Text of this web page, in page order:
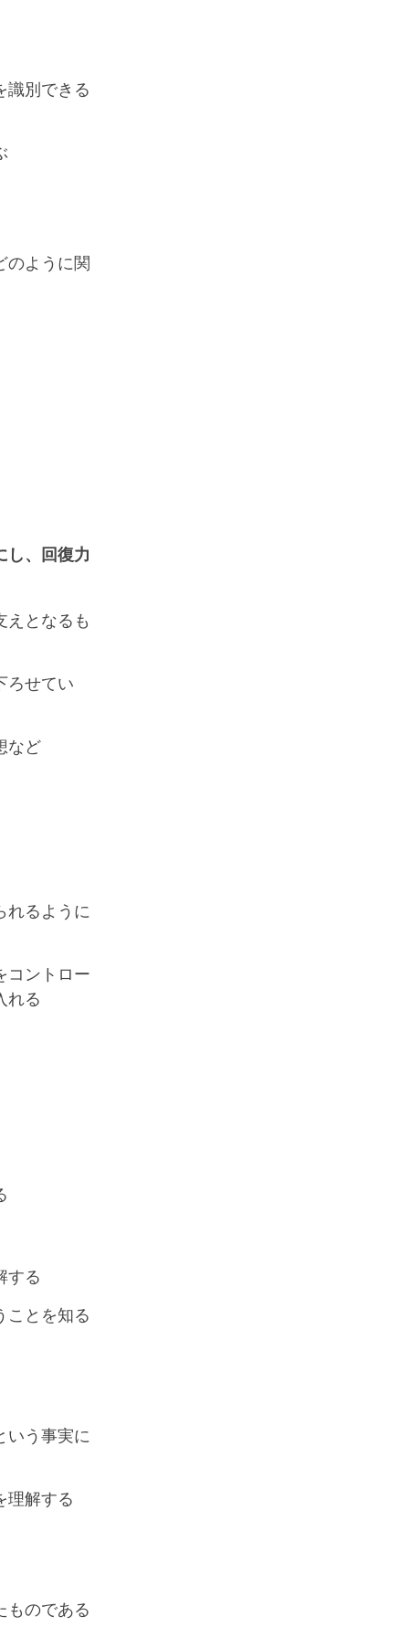
識別できる
のように関
し、回復力
となるも
ろせてい
など
れるように
コントロー
れる
する
ことを知る
いう事実に
理解する
ものである